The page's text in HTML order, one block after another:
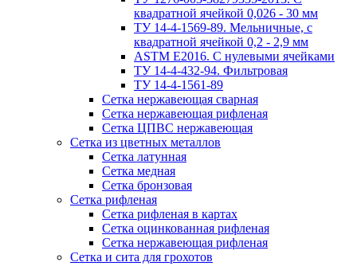
квадратной ячейкой 0,026 - 30 мм
ТУ 14-4-1569-89. Мельничные, с
квадратной ячейкой 0,2 - 2,9 мм
ASTM E2016. С нулевыми ячейками
ТУ 14-4-432-94. Фильтровая
ТУ 14-4-1561-89
Сетка нержавеющая сварная
Сетка нержавеющая рифленая
Сетка ЦПВС нержавеющая
Сетка из цветных металлов
Сетка латунная
Сетка медная
Сетка бронзовая
Сетка рифленая
Сетка рифленая в картах
Сетка оцинкованная рифленая
Сетка нержавеющая рифленая
Сетка и сита для грохотов